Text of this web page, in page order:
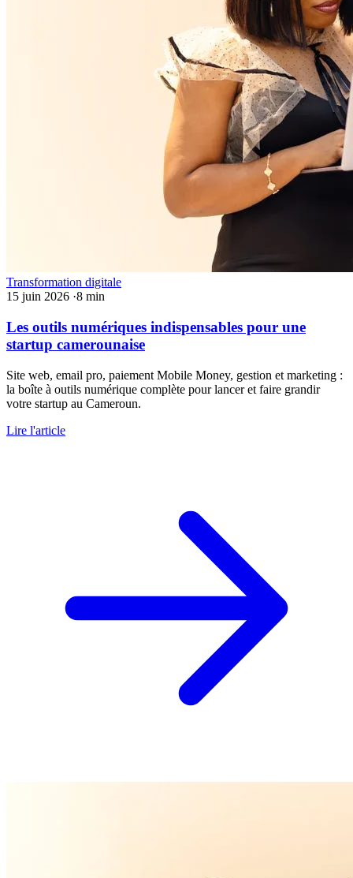
Transformation digitale
15 juin 2026 ·8 min
Les outils numériques indispensables pour une
startup camerounaise
Site web, email pro, paiement Mobile Money, gestion et marketing :
la boîte à outils numérique complète pour lancer et faire grandir
votre startup au Cameroun.
Lire l'article